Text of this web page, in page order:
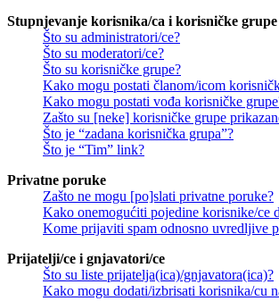
Stupnjevanje korisnika/ca i korisničke grupe
Što su administratori/ce?
Što su moderatori/ce?
Što su korisničke grupe?
Kako mogu postati članom/icom
Kako mogu postati vođa korisničke
Zašto su [neke] korisničke grupe
Što je “zadana korisnička grupa”?
Što je “Tim” link?
Privatne poruke
Zašto ne mogu [po]slati privatne poruke?
Kako onemogućiti pojedine korisnike/ce
Kome prijaviti spam odnosno uvredljive
Prijatelji/ce i gnjavatori/ce
Što su liste prijatelja(ica)/gnjavatora(ica)?
Kako mogu dodati/izbrisati korisnika/cu